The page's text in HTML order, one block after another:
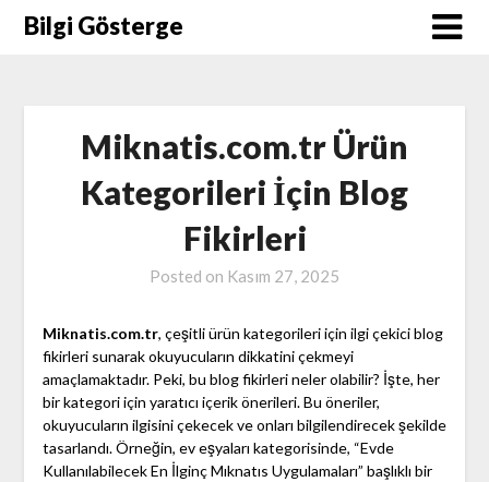
SkipBilgi Gösterge
Miknatis.com.tr Ürün
Kategorileri İçin Blog
Fikirleri
Posted on Kasım 27, 2025
Miknatis.com.tr, çeşitli ürün kategorileri için ilgi çekici blog
fikirleri sunarak okuyucuların dikkatini çekmeyi
amaçlamaktadır. Peki, bu blog fikirleri neler olabilir? İşte, her
bir kategori için yaratıcı içerik önerileri. Bu öneriler,
okuyucuların ilgisini çekecek ve onları bilgilendirecek şekilde
tasarlandı. Örneğin, ev eşyaları kategorisinde, “Evde
Kullanılabilecek En İlginç Mıknatıs Uygulamaları” başlıklı bir